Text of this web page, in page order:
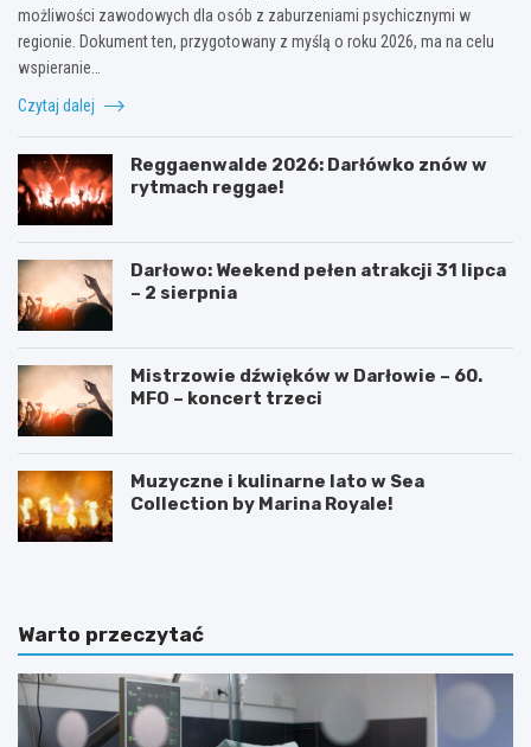
możliwości zawodowych dla osób z zaburzeniami psychicznymi w
regionie. Dokument ten, przygotowany z myślą o roku 2026, ma na celu
wspieranie…
Czytaj dalej
Reggaenwalde 2026: Darłówko znów w
rytmach reggae!
Darłowo: Weekend pełen atrakcji 31 lipca
– 2 sierpnia
Mistrzowie dźwięków w Darłowie – 60.
MFO – koncert trzeci
Muzyczne i kulinarne lato w Sea
Collection by Marina Royale!
Warto przeczytać